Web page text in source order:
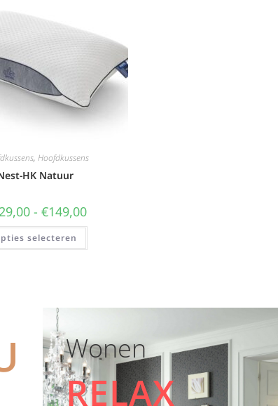
, Hoofdkussens
HK Natuur
- €149,00
selecteren
Wonen
RELAX